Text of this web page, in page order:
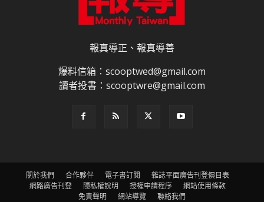
報真導正、報真導善
爆料信箱：scooptwed@gmail.com
讀者投書：scooptwre@gmail.com
關於我們 合作夥伴 電子書訂閱
雜誌平面廣告刊登價目表
網路廣告刊登
隱私權說明 授權申請程序
網站使用條款
免責聲明
網站導覽 聯絡我們